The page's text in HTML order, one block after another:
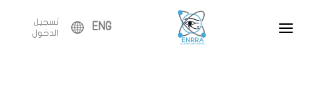
ENG
تسجيل
الدخول